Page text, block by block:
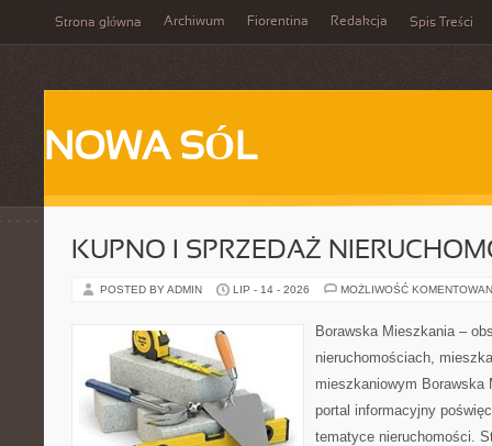
Strona główna Archiwum Fiorentina Redakcja Spis Treści
NOWA SÓL
KUPNO I SPRZEDAŻ
POSTED BY ADMIN LIP - 14 - 2026 MOŻLIWOŚĆ
Borawska Mieszkania –
nieruchomościach,
mieszkaniowym Borawska
portal informacyjny
tematyce nieruchomości.